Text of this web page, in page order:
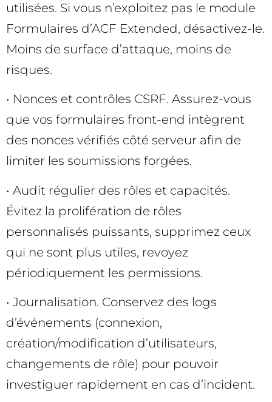
utilisées. Si vous n’exploitez pas le module
Formulaires d’ACF Extended, désactivez-le.
Moins de surface d’attaque, moins de
risques.
• Nonces et contrôles CSRF. Assurez-vous
que vos formulaires front-end intègrent
des nonces vérifiés côté serveur afin de
limiter les soumissions forgées.
• Audit régulier des rôles et capacités.
Évitez la prolifération de rôles
personnalisés puissants, supprimez ceux
qui ne sont plus utiles, revoyez
périodiquement les permissions.
• Journalisation. Conservez des logs
d’événements (connexion,
création/modification d’utilisateurs,
changements de rôle) pour pouvoir
investiguer rapidement en cas d’incident.